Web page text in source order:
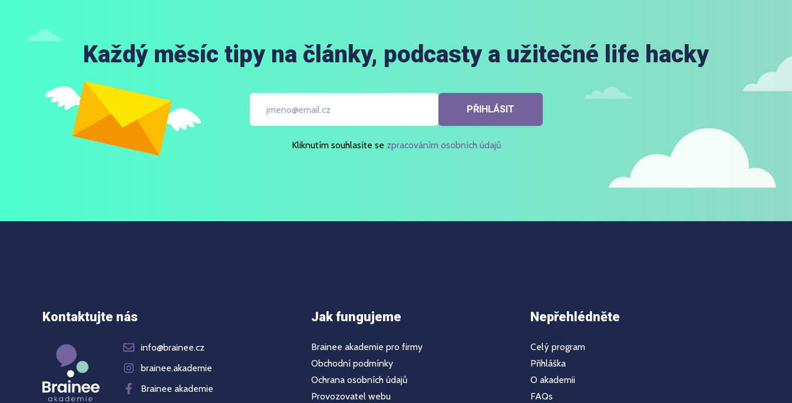
Každý měsíc tipy na články, podcasty a užitečné life hacky
PŘIHLÁSIT
Kliknutím souhlasíte se zpracováním osobních údajů
Kontaktujte nás
info@brainee.cz
brainee.akademie
Brainee akademie
Jak fungujeme
Brainee akademie pro firmy
Obchodní podmínky
Ochrana osobních údajů
Provozovatel webu
Nepřehlédněte
Celý program
Přihláška
O akademii
FAQs